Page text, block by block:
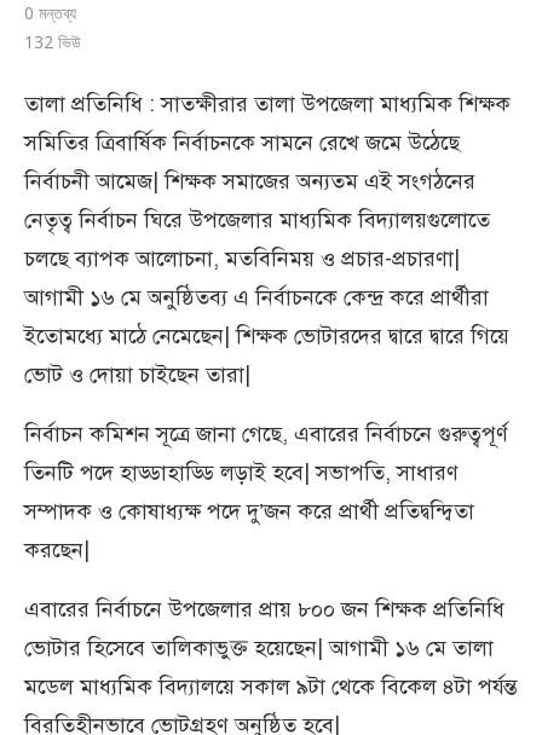
0 মন্তব্য
132 ভিউ
তালা প্রতিনিধি : সাতক্ষীরার তালা উপজেলা মাধ্যমিক শিক্ষক
সমিতির ত্রিবার্ষিক নির্বাচনকে সামনে রেখে জমে উঠেছে
নির্বাচনী আমেজ| শিক্ষক সমাজের অন্যতম এই সংগঠনের
নেতৃত্ব নির্বাচন ঘিরে উপজেলার মাধ্যমিক বিদ্যালয়গুলোতে
চলছে ব্যাপক আলোচনা, মতবিনিময় ও প্রচার-প্রচারণা|
আগামী ১৬ মে অনুষ্ঠিতব্য এ নির্বাচনকে কেন্দ্র করে প্রার্থীরা
ইতোমধ্যে মাঠে নেমেছেন| শিক্ষক ভোটারদের দ্বারে দ্বারে গিয়ে
ভোট ও দোয়া চাইছেন তারা|
নির্বাচন কমিশন সূত্রে জানা গেছে, এবারের নির্বাচনে গুরুত্বপূর্ণ
তিনটি পদে হাড্ডাহাড্ডি লড়াই হবে| সভাপতি, সাধারণ
সম্পাদক ও কোষাধ্যক্ষ পদে দু’জন করে প্রার্থী প্রতিদ্বন্দ্বিতা
করছেন|
এবারের নির্বাচনে উপজেলার প্রায় ৮০০ জন শিক্ষক প্রতিনিধি
ভোটার হিসেবে তালিকাভুক্ত হয়েছেন| আগামী ১৬ মে তালা
মডেল মাধ্যমিক বিদ্যালয়ে সকাল ৯টা থেকে বিকেল ৪টা পর্যন্ত
বিরতিহীনভাবে ভোটগ্রহণ অনুষ্ঠিত হবে|